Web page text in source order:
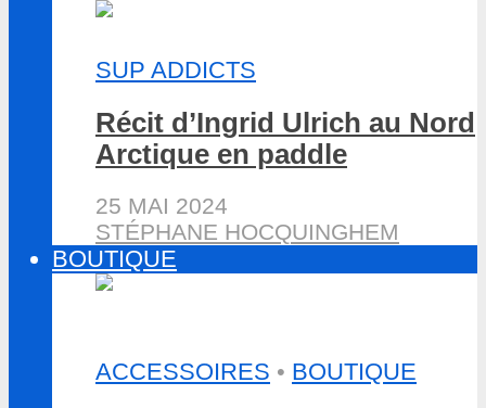
SUP ADDICTS
Récit d’Ingrid Ulrich au Nord
Arctique en paddle
25 MAI 2024
STÉPHANE HOCQUINGHEM
BOUTIQUE
ACCESSOIRES • BOUTIQUE